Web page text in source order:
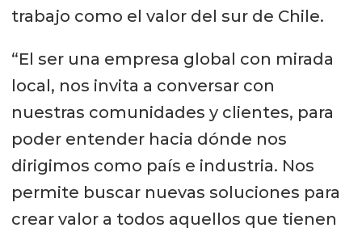
trabajo como el valor del sur de Chile.
“El ser una empresa global con mirada
local, nos invita a conversar con
nuestras comunidades y clientes, para
poder entender hacia dónde nos
dirigimos como país e industria. Nos
permite buscar nuevas soluciones para
crear valor a todos aquellos que tienen